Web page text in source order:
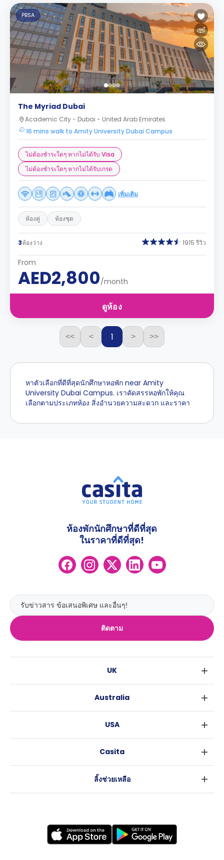
PBSA
The Myriad Dubai
Academic City - Dubai - United Arab Emirates
16 mins walk to Amity University Dubai Campus
ไม่ต้องชำระใดๆ หากไม่ได้รับ Visa
ไม่ต้องชำระใดๆ หากไม่ได้รับเกรด
เพิ่มเติม
ห้องคู่ ห้องชุด
3ห้องว่าง 1915 รีวิว
From
AED2,800/month
ดูห้อง
<< < 1 > >>
หาตัวเลือกที่ดีที่สุดนักศึกษาหอพัก near Amity
University Dubai Campus. เราคัดสรรหอพักให้คุณ
เลือกตามประเภทห้อง สิ่งอำนวยความสะดวก และราคา
ติดตาม
ห้องพักนักศึกษาที่ดีที่สุด
ในราคาที่ดีที่สุด!
UK
เอดินเบอระ
ลีดส์
โคเวนทรี
เลสเตอร์
Australia
บริสเบน
อะเดลายด์
USA
แอตแลนตา
Casita
ลิ้งช่วยเหลือ